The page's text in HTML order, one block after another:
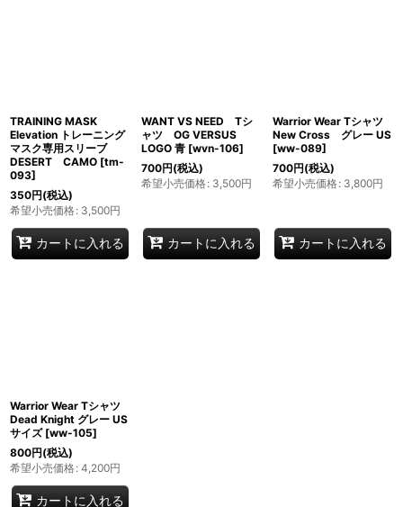
TRAINING MASK
Elevation トレーニング
マスク専用スリーブ
DESERT CAMO [tm-
093]
350円(税込)
希望小売価格: 3,500円
カートに入れる
WANT VS NEED Tシ
ャツ OG VERSUS
LOGO 青 [wvn-106]
700円(税込)
希望小売価格: 3,500円
カートに入れる
Warrior Wear Tシャツ
New Cross グレー US
[ww-089]
700円(税込)
希望小売価格: 3,800円
カートに入れる
Warrior Wear Tシャツ
Dead Knight グレー US
サイズ [ww-105]
800円(税込)
希望小売価格: 4,200円
カートに入れる